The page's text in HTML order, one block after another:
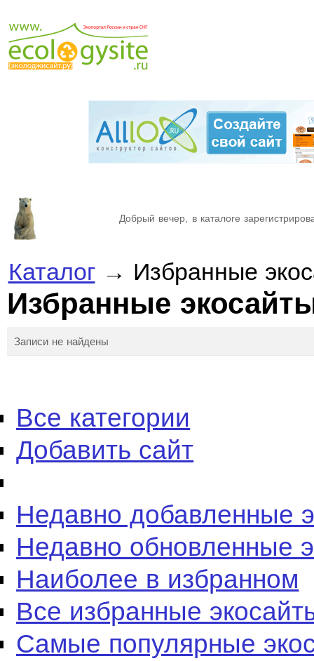
Добрый вечер, в каталоге
Каталог→ Избранные
Избранные
Записи не найдены
Все категории
Добавить сайт
Недавно добавленные
Недавно обновленные
Наиболее в избранном
Все избранные
Самые популярные